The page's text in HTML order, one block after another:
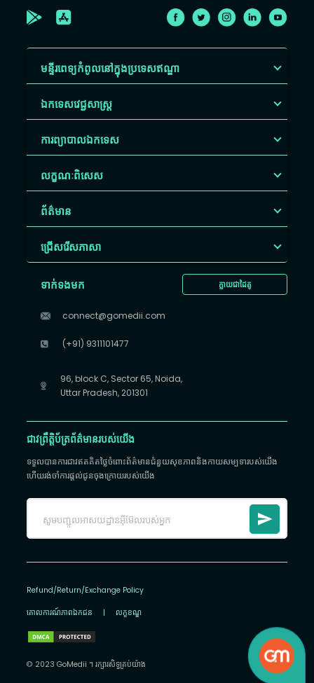
មន្ទីរពេទ្យកំពូលនៅក្នុងប្រទេសឥណ្ឌា
ឯកទេសវេជ្ជសាស្ត្រ
ការព្យាបាលឯកទេស
លក្ខណៈពិសេស
ព័ត៌មាន
ជ្រើសរើស​ភាសា
ក្លាយជាដៃគូ
ទាក់ទងមក
connect@gomedii.com
(+91) 9311101477
96, block C, Sector 65, Noida,
Uttar Pradesh, 201301
ជាវព្រឹត្តិប័ត្រព័ត៌មានរបស់យើង
ទទួលបានការជាវឥតគិតថ្លៃចំពោះព័ត៌មានជំនួយសុខភាពនិងកាយសម្បទារបស់យើង
ហើយរង់ចាំការផ្តល់ជូនចុងក្រោយរបស់យើង
Refund/Return/Exchange Policy
គោលការណ៍​ភាព​ឯកជន | លក្ខខណ្ឌ
© 2023 GoMedii ។ រក្សា​រ​សិទ្ធ​គ្រប់យ៉ាង